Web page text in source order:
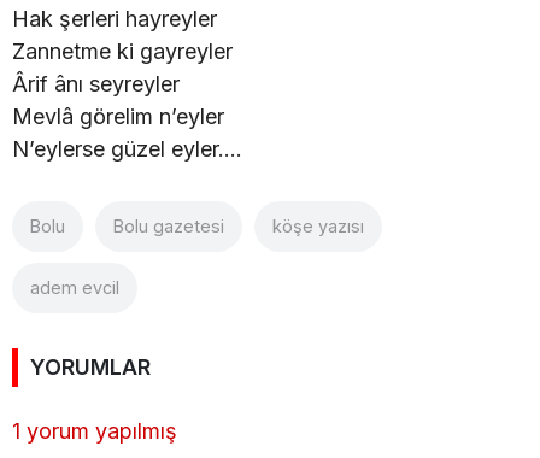
Hak şerleri hayreyler
Zannetme ki gayreyler
Ârif ânı seyreyler
Mevlâ görelim n’eyler
N’eylerse güzel eyler....
Bolu Bolu gazetesi köşe yazısı
adem evcil
YORUMLAR
1 yorum yapılmış